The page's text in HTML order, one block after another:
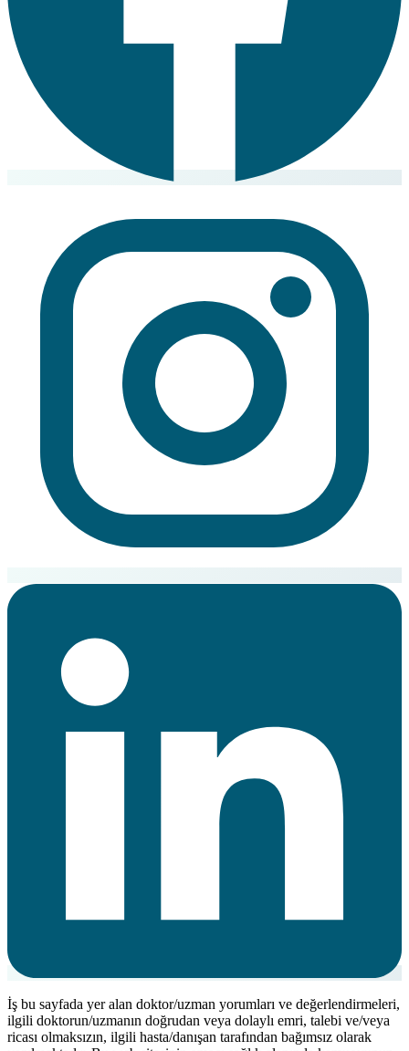
İş bu sayfada yer alan doktor/uzman yorumları ve değerlendirmeleri,
ilgili doktorun/uzmanın doğrudan veya dolaylı emri, talebi ve/veya
ricası olmaksızın, ilgili hasta/danışan tarafından bağımsız olarak